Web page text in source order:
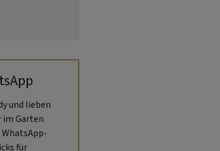
und lieben
im Garten
für